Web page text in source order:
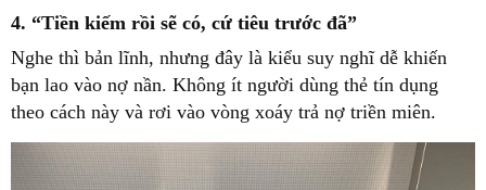
4. “Tiền kiếm rồi sẽ có, cứ tiêu trước đã”
Nghe thì bản lĩnh, nhưng đây là kiểu suy nghĩ dễ khiến
bạn lao vào nợ nần. Không ít người dùng thẻ tín dụng
theo cách này và rơi vào vòng xoáy trả nợ triền miên.